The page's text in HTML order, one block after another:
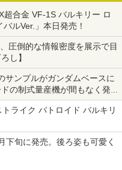
超合金 VF-1S バルキリー ロ
ルVer.」本日発売！
圧倒的な情報密度を展示で目
し】
サンプルがガンダムベースに
の制式量産機が間もなく発送
ライク バトロイド バルキリ
下旬に発売。後ろ姿も可愛く